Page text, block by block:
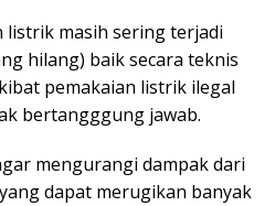
listrik masih sering terjadi
hilang) baik secara teknis
pemakaian listrik ilegal
bertangggung jawab.
mengurangi dampak dari
dapat merugikan banyak